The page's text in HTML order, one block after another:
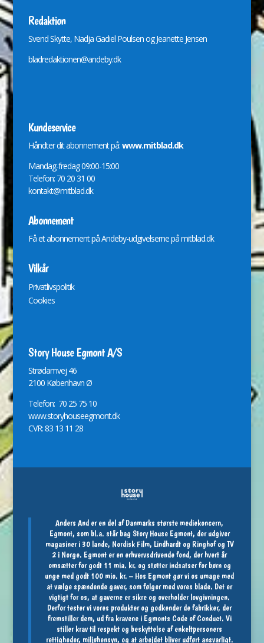
Redaktion
Svend Skytte, Nadja Gadiel Poulsen og Jeanette Jensen
bladredaktionen@andeby.dk
Kundeservice
Håndter dit abonnement på:www.mitblad.dk
Mandag-fredag 09:00-15:00
Telefon: 70 20 31 00
kontakt@mitblad.dk
Abonnement
Få et abonnement på Andeby-udgivelserne påmitblad.dk
Vilkår
Privatlivspolitik
Cookies
Story House Egmont A/S
Strødamvej 46
2100 København Ø
Telefon: 70 25 75 10
www.storyhouseegmont.dk
CVR: 83 13 11 28
Anders And er en del af Danmarks største mediekoncern,
Egmont, som bl.a. står bag Story House Egmont, der udgiver
magasiner i 30 lande, Nordisk Film, Lindhardt og Ringhof og TV
2 i Norge. Egmont er en erhvervsdrivende fond, der hvert år
omsætter for godt 11 mia. kr. og støtter indsatser for børn og
unge med godt 100 mio. kr. – Hos Egmont gør vi os umage med
at vælge spændende gaver, som følger med vores blade. Det er
vigtigt for os, at gaverne er sikre og overholder lovgivningen.
Derfor tester vi vores produkter og godkender de fabrikker, der
fremstiller dem, ud fra kravene i Egmonts Code of Conduct. Vi
stiller krav til respekt og beskyttelse af enkeltpersoners
rettigheder, miljøhensyn, og at arbejdet bliver udført ansvarligt.